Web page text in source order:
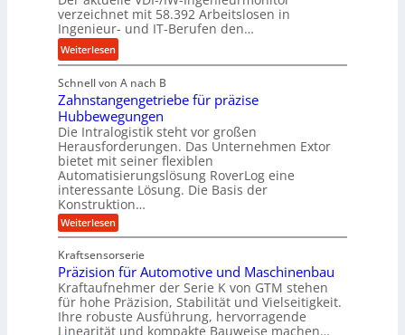
y
d
r
a
l
i
k
i
m
V
e
r
g
e
c
h
n
g
e
b
i
g
e
K
u
g
e
l
g
e
w
i
n
d
s
s
t
e
e
r
t
U
m
s
a
t
u
n
d
A
verzeichnet mit 58.392 Arbeitslosen in
Ingenieur- und IT-Berufen den…
Weiterlesen:
M
e
h
r
A
r
b
e
i
t
s
l
o
s
e
,
Schnell von A nach B
Zahnstangengetriebe für präzise
Hubbewegungen
Die Intralogistik steht vor großen
Herausforderungen. Das Unternehmen Extor
bietet mit seiner flexiblen
Automatisierungslösung RoverLog eine
interessante Lösung. Die Basis der
Konstruktion…
Weiterlesen:
Z
h
n
s
t
a
n
Kraftsensorserie
Präzision für Automotive und Maschinenbau
Kraftaufnehmer der Serie K von GTM stehen
für hohe Präzision, Stabilität und Vielseitigkeit.
Ihre robuste Ausführung, hervorragende
Linearität und kompakte Bauweise machen…